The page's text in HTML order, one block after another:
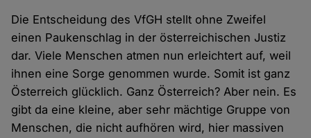
Die Entscheidung des VfGH stellt ohne Zweifel
einen Paukenschlag in der österreichischen Justiz
dar. Viele Menschen atmen nun erleichtert auf, weil
ihnen eine Sorge genommen wurde. Somit ist ganz
Österreich glücklich. Ganz Österreich? Aber nein. Es
gibt da eine kleine, aber sehr mächtige Gruppe von
Menschen, die nicht aufhören wird, hier massiven